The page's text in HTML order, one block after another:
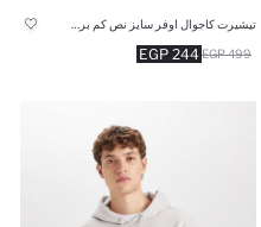
244 EGP 499 EGP